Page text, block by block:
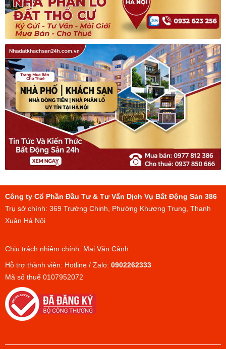
Công ty Cổ Phần Đầu Tư & Tư Vấn Dịch Vụ Bất Động Sản 386
Trụ sở chính: 369 Trường Chinh, Phường Khương Trung, Thanh
Xuân Hà Nội
Chịu trách nhiệm chính: Mai Văn Cảnh
Hỗ trợ thành viên: Hotline / Zalo: 0902262333
Mã số thuế 0107952072